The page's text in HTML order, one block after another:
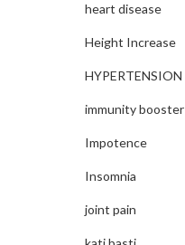
heart disease
Height Increase
HYPERTENSION
immunity booster
Impotence
Insomnia
joint pain